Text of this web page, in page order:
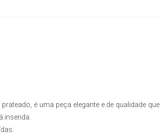
é uma peça elegante e de qualidade
inserida.